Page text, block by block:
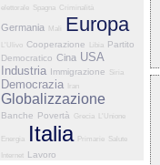
elettorale Spagna Criminalità
Germania Mali Europa
L'Ulivo Cooperazione Libia Partito
Democratico Cina USA
Industria Immigrazione Siria
Democrazia Iran
Globalizzazione
Banche Povertà Grecia L'Unione
Energia Italia Primarie Salute
Internet Lavoro